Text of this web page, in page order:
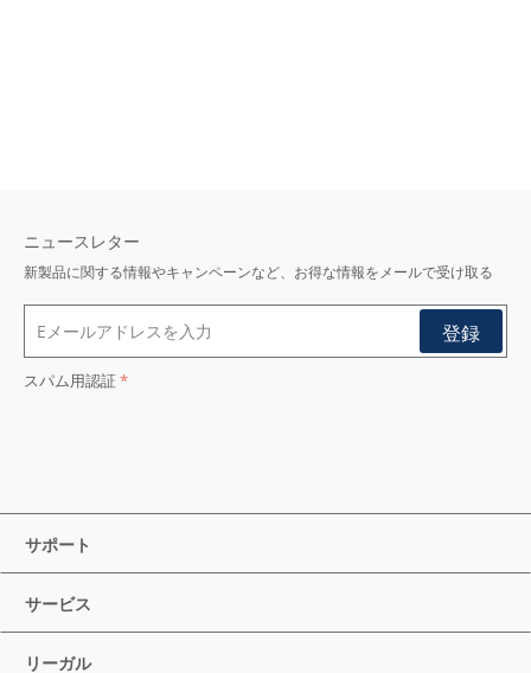
ニュースレター
新製品に関する情報やキャンペーンなど、お得な情報をメールで受け取る
スパム用認証
サポート
サービス
リーガル